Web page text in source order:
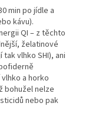
min po jídle a
kávu).
QI – z těchto
želatinové
vlhko SHI), ani
a horko
bohužel nelze
nebo pak